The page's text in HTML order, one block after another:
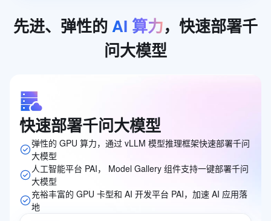
先进、弹性的AI 算力，快速部署千
问大模型
快速部署千问大模型
弹性的 GPU 算力，通过 vLLM 模型推理框架快速部署千问
大模型
人工智能平台 PAI， Model Gallery 组件支持一键部署千问
大模型
充裕丰富的 GPU 卡型和 AI 开发平台 PAI，加速 AI 应用落
地